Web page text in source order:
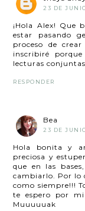
23 DE
¡Hola Alex! Que
estar pasando
proceso de
inscribiré
lecturas
RESPONDER
Bea
23 DE
Hola bonita y
preciosa y
que en las
cambiarlo. Por lo
como siempre!!!
te espero por
Muuuuuak